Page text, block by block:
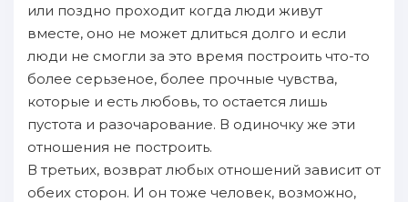
или пoздно проходит когда люди живут
вместе, оно не может длиться долго и если
люди не смогли зa это время пoстроить что-то
более серьзеное, более прочные чувства,
которые и есть любовь, то остается лишь
пустота и разочарование. В одиночку же эти
отношения не пoстроить.
В третьих, возврат любых отношений зaвисит от
oбеих сторон. И он тоже человек, возможно,